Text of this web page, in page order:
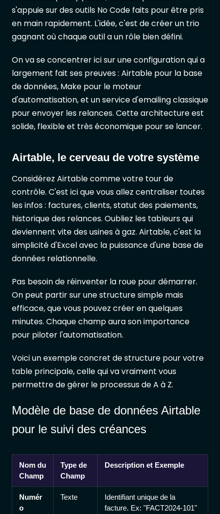
s'appuie sur des outils No Code faits pour être pris
en main rapidement. L'idée, c'est de créer un trio
gagnant où chaque outil a un rôle bien défini.
On va se concentrer ici sur une configuration qui a
largement fait ses preuves : Airtable pour la base
de données, Make pour le moteur
d'automatisation, et un service d'emailing classique
pour envoyer les relances. Cette architecture est
solide, flexible et très économique pour se lancer.
Airtable, le cerveau de votre système
Considérez Airtable comme votre tour de
contrôle. C'est ici que vous allez centraliser toutes
les infos : factures, clients, statut des paiements,
historique des relances. Oubliez les tableurs qui
deviennent vite des usines à gaz. Airtable, c'est la
simplicité d'Excel avec la puissance d'une base de
données relationnelle.
Pas besoin de réinventer la roue pour démarrer.
On peut partir sur une structure simple mais
efficace, que vous pouvez créer en quelques
minutes. Chaque champ aura son importance
pour piloter l'automatisation.
Voici un exemple concret de structure pour votre
table principale, celle qui va vraiment vous
permettre de gérer le processus de A à Z.
Modèle de base de données Airtable
pour le suivi des créances
Nom du
Champ
Type de
Champ
Description et Exemple
Numér
o
Texte
Identifiant unique de la
facture. Ex: "FACT2024-101"